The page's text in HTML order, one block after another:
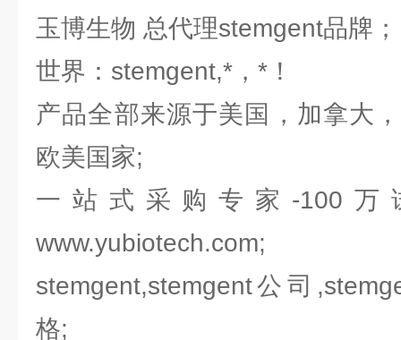
玉博生物 总代理stemgent品牌
世界：stemgent,*，*！
产品全部来源于美国，加拿大
欧美国家;
一站式采购专家-100万
www.yubiotech.com;
stemgent,stemgent公司
格;